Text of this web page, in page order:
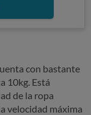
con bastante
10kg. Está
de la ropa
velocidad máxima